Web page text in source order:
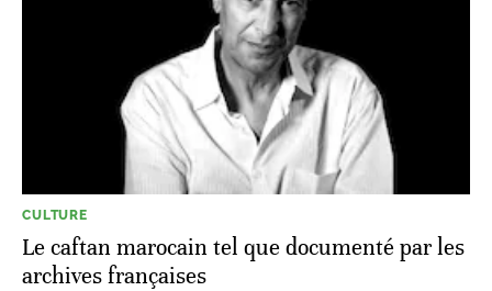
CULTURE
Le caftan marocain tel que documenté par les
archives françaises